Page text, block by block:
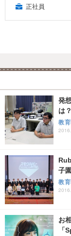
正社員
発
は
教
子
教
お
「